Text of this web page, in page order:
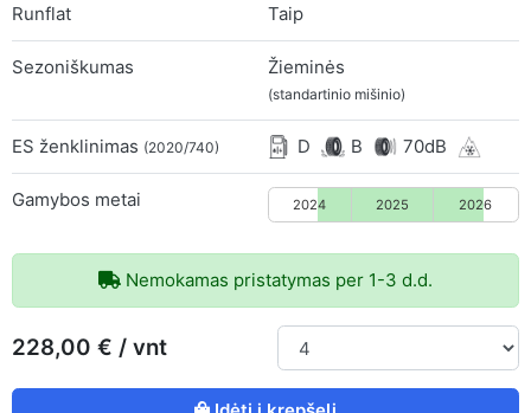
Runflat Taip
Sezoniškumas Žieminės
(standartinio mišinio)
ES ženklinimas (2020/740) D B 70dB
Gamybos metai 2024 2025 2026
Nemokamas pristatymas per 1-3 d.d.
228,00 € / vnt